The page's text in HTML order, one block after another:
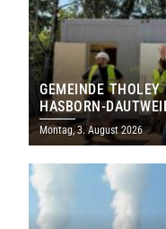
GEMEINDE
HASBORN-
MILLIONEN EURO
Montag, 3. August 2026